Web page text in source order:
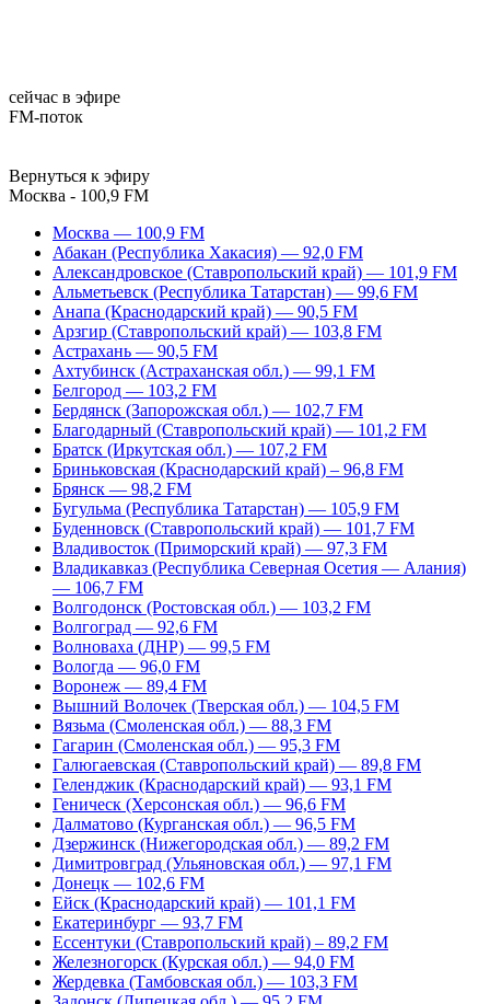
сейчас в эфире
FM-поток
Вернуться к эфиру
Москва - 100,9 FM
Москва — 100,9 FM
Абакан (Республика Хакасия) — 92,0 FM
Александровское (Ставропольский край) — 101,9 FM
Альметьевск (Республика Татарстан) — 99,6 FM
Анапа (Краснодарский край) — 90,5 FM
Арзгир (Ставропольский край) — 103,8 FM
Астрахань — 90,5 FM
Ахтубинск (Астраханская обл.) — 99,1 FM
Белгород — 103,2 FM
Бердянск (Запорожская обл.) — 102,7 FM
Благодарный (Ставропольский край) — 101,2 FM
Братск (Иркутская обл.) — 107,2 FM
Бриньковская (Краснодарский край) – 96,8 FM
Брянск — 98,2 FM
Бугульма (Республика Татарстан) — 105,9 FM
Буденновск (Ставропольский край) — 101,7 FM
Владивосток (Приморский край) — 97,3 FM
Владикавказ (Республика Северная Осетия — Алания)
— 106,7 FM
Волгодонск (Ростовская обл.) — 103,2 FM
Волгоград — 92,6 FM
Волноваха (ДНР) — 99,5 FM
Вологда — 96,0 FM
Воронеж — 89,4 FM
Вышний Волочек (Тверская обл.) — 104,5 FM
Вязьма (Смоленская обл.) — 88,3 FM
Гагарин (Смоленская обл.) — 95,3 FM
Галюгаевская (Ставропольский край) — 89,8 FM
Геленджик (Краснодарский край) — 93,1 FM
Геническ (Херсонская обл.) — 96,6 FM
Далматово (Курганская обл.) — 96,5 FM
Дзержинск (Нижегородская обл.) — 89,2 FM
Димитровград (Ульяновская обл.) — 97,1 FM
Донецк — 102,6 FM
Ейск (Краснодарский край) — 101,1 FM
Екатеринбург — 93,7 FM
Ессентуки (Ставропольский край) – 89,2 FM
Железногорск (Курская обл.) — 94,0 FM
Жердевка (Тамбовская обл.) — 103,3 FM